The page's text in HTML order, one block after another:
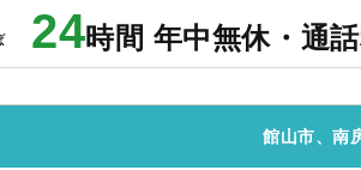
24時間 年中無休・通
館山市、南